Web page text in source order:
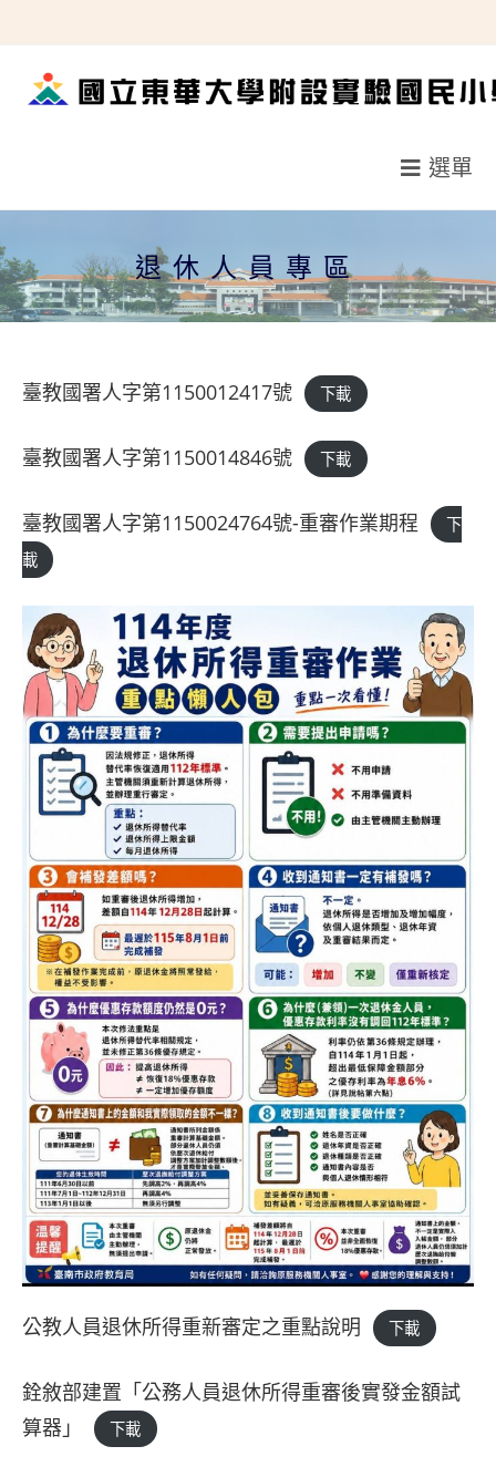
轉
選單
退休人員專區
臺教國署人字第1150012417號 下載
臺教國署人字第1150014846號 下載
臺教國署人字第1150024764號-重審作業期程
下
載
公教人員退休所得重新審定之重點說明 下載
銓敘部建置「公務人員退休所得重審後實發金額試
算器」
下載